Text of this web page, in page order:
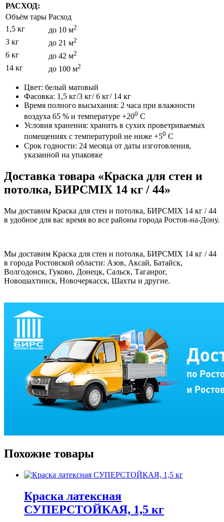
РАСХОД:
Объём тары Расход
1,5 кг
до 10 м2
3 кг до 21 м2
6 кг до 42 м2
14 кг до 100 м2
Цвет: белый матовый
Фасовка: 1,5 кг/3 кг/ 6 кг/ 14 кг
Время полного высыхания: 2 часа при влажности
воздуха 65 % и температуре +200 С
Условия хранения: хранить в сухих проветриваемых
помещениях с температурой не ниже +50 С
Срок годности: 24 месяца от даты изготовления,
указанной на упаковке
Доставка товара «Краска для стен и
потолка, БИРСMIX 14 кг / 44»
Мы доставим Краска для стен и потолка, БИРСMIX 14 кг / 44
в удобное для вас время во все районы города Ростов-на-Дону.
Мы доставим Краска для стен и потолка, БИРСMIX 14 кг / 44
в города Ростовской области: Азов, Аксай, Батайск,
Волгодонск, Гуково, Донецк, Сальск, Таганрог,
Новошахтинск, Новочеркасск, Шахты и другие.
Похожие товары
Краска латексная
СУПЕРСТОЙКАЯ, 1,5 кг